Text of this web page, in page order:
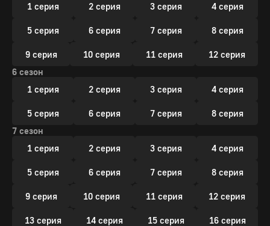
1 серия
2 серия 3 серия 4 серия
5 серия 6 серия 7 серия 8 серия
9 серия 10 серия 11 серия
12 серия
6 сезон
1 серия
2 серия 3 серия 4 серия
5 серия 6 серия 7 серия
8 серия
7 сезон
1 серия
2 серия 3 серия 4 серия
5 серия 6 серия 7 серия 8 серия
9 серия 10 серия 11 серия 12 серия
13 серия 14 серия 15 серия
16 серия